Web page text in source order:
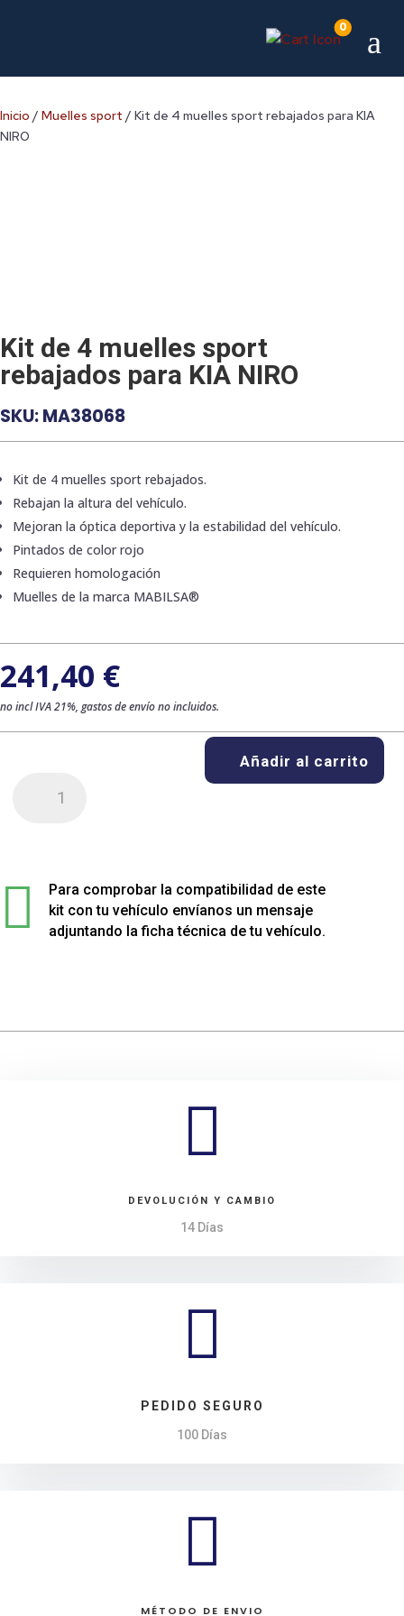
0 a
Inicio / Muelles sport / Kit de 4 muelles sport rebajados para KIA
NIRO
Kit de 4 muelles sport
rebajados para KIA NIRO
SKU:MA38068
Kit de 4 muelles sport rebajados.
Rebajan la altura del vehículo.
Mejoran la óptica deportiva y la estabilidad del vehículo.
Pintados de color rojo
Requieren homologación
Muelles de la marca MABILSA®
241,40 €
no incl IVA 21%, gastos de envío no incluidos.
rebajados
KIA
Añadir al carrito

Para comprobar la compatibilidad de este
kit con tu vehículo envíanos un mensaje
adjuntando la ficha técnica de tu vehículo.

DEVOLUCIÓN Y CAMBIO
14 Días

PEDIDO SEGURO
100 Días

MÉTODO DE ENVIO